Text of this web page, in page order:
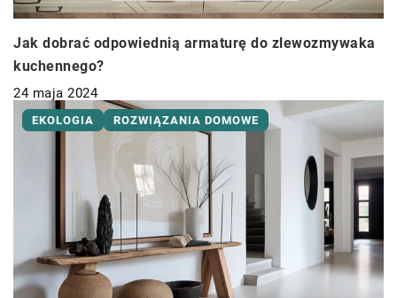
Jak dobrać odpowiednią armaturę do zlewozmywaka
kuchennego?
24 maja 2024
EKOLOGIA ROZWIĄZANIA DOMOWE